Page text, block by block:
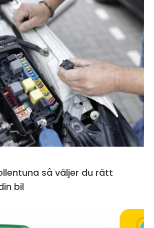
väljer du rätt
bil